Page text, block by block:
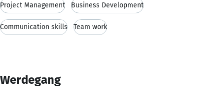
Project Management Business Development
Communication skills Team work
Werdegang